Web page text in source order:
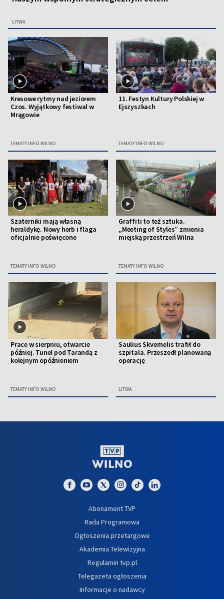
LITWA
Kresowe rytmy nad jeziorem
Czos. Wyjątkowy festiwal w
Mrągowie
TEMATY INFO WILNO
11. Festyn Kultury Polskiej w
Ejszyszkach
TEMATY INFO WILNO
Szaterniki mają własną
heraldykę. Nowy herb i flaga
oficjalnie poświęcone
TEMATY INFO WILNO
Graffiti to też sztuka.
„Meeting of Styles” zmienia
miejską przestrzeń Wilna
TEMATY INFO WILNO
Prace w sierpniu, otwarcie
później. Tunel pod Tarandą z
kolejnym opóźnieniem
TEMATY INFO WILNO
Saulius Skvernelis trafił do
szpitala. Przeszedł planowaną
operację
LITWA
Abonament TVP
Rada Programowa
Ogłoszenia przetargowe
Akademia Telewizyjna
Regulamin tvp.pl
Telegazeta ogłoszenia
Informacje o nadawcy